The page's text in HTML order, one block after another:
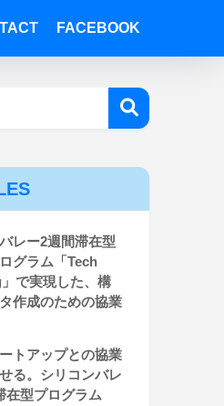
FACEBOOK
レー2週間滞在型
グラム「Tech
で実現した、構
作成のための協業
トアップとの協業
る。シリコンバレ
在型プログラム